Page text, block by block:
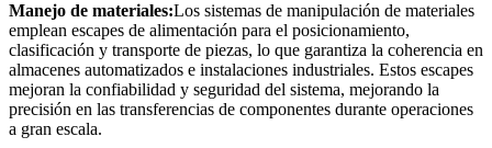
Manejo de materiales:Los sistemas de manipulación de materiales
emplean escapes de alimentación para el posicionamiento,
clasificación y transporte de piezas, lo que garantiza la coherencia en
almacenes automatizados e instalaciones industriales. Estos escapes
mejoran la confiabilidad y seguridad del sistema, mejorando la
precisión en las transferencias de componentes durante operaciones
a gran escala.